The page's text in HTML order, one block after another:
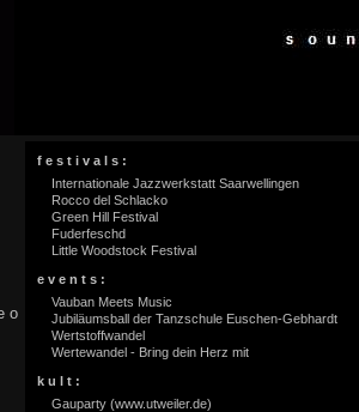
o
f e s t i v a l s :
Internationale Jazzwerkstatt Saarwellingen
Rocco del Schlacko
Green Hill Festival
Fuderfeschd
Little Woodstock Festival
e v e n t s :
Vauban Meets Music
Jubiläumsball der Tanzschule Euschen-Gebhardt
Wertstoffwandel
Wertewandel - Bring dein Herz mit
k u l t :
Gauparty (www.utweiler.de)